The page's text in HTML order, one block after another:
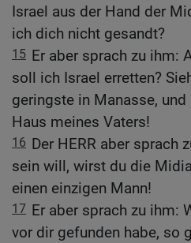
Israel aus der Hand der
ich dich nicht gesandt?
15 Er aber sprach zu ihm:
soll ich Israel erretten?
geringste in Manasse,
Haus meines Vaters!
16 Der HERR aber sprach
sein will, wirst du die
einen einzigen Mann!
17 Er aber sprach zu ihm:
vor dir gefunden habe, so